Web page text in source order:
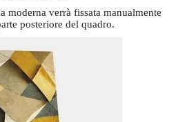
moderna verrà fissata manualmente
posteriore del quadro.